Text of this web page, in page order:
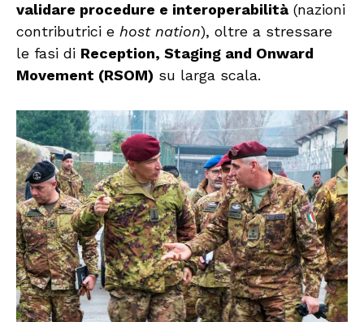
validare procedure e interoperabilità (nazioni
contributrici e host nation), oltre a stressare
le fasi di Reception, Staging and Onward
Movement (RSOM) su larga scala.